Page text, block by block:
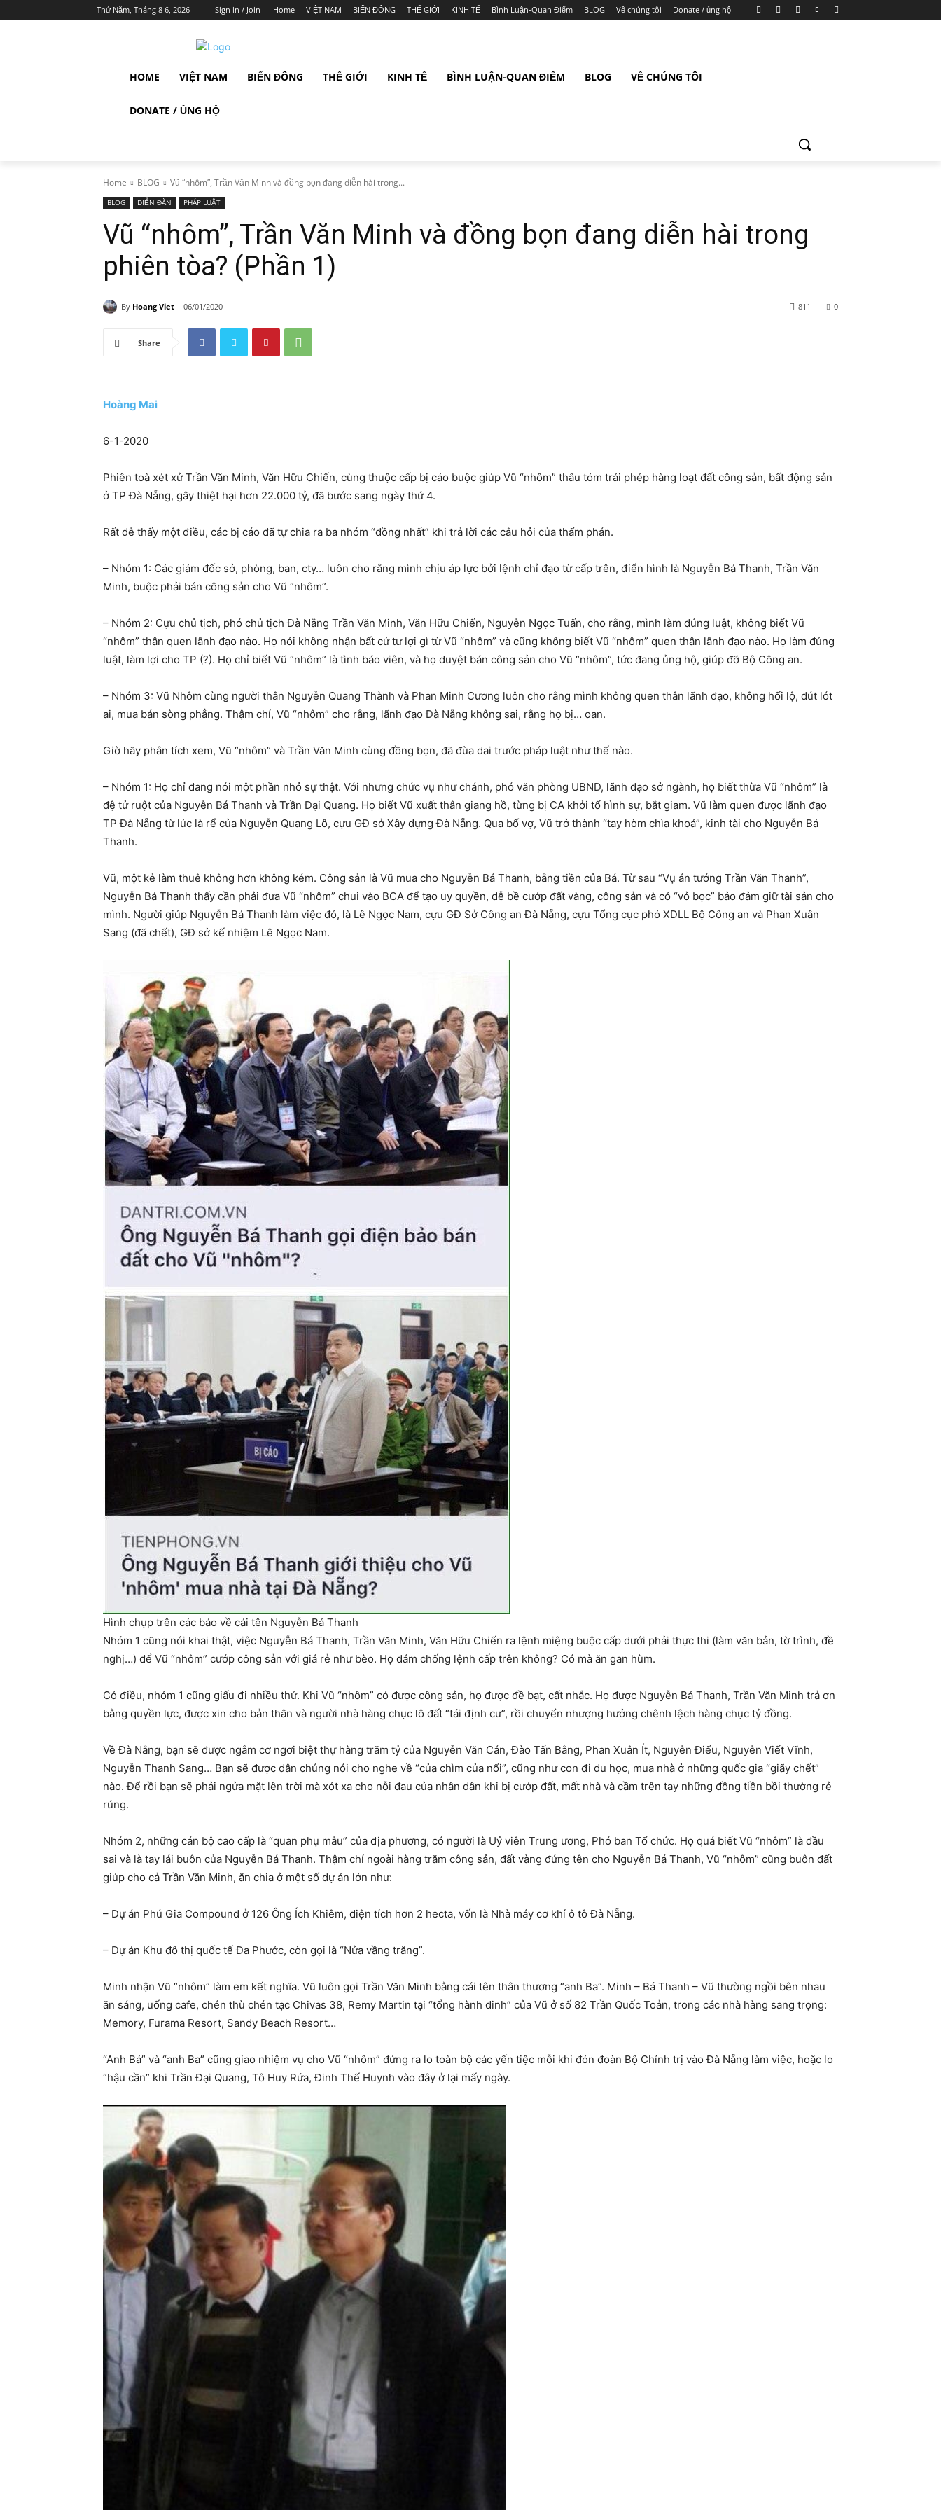
Thứ Năm, Tháng 8 6, 2026 Sign in / Join Home VIỆT NAM BIỂN ĐÔNG THẾ GIỚI KINH TẾ Bình Luận-Quan Điểm BLOG Về chúng tôi Donate / ủng hộ
HOME VIỆT NAM BIỂN ĐÔNG THẾ GIỚI KINH TẾ BÌNH LUẬN-QUAN ĐIỂM BLOG VỀ CHÚNG TÔI
DONATE / ỦNG HỘ
Home BLOG Vũ “nhôm”, Trần Văn Minh và đồng bọn đang diễn hài trong...
BLOG DIỄN ĐÀN PHÁP LUẬT
Vũ “nhôm”, Trần Văn Minh và đồng bọn đang diễn hài trong
phiên tòa? (Phần 1)
By Hoang Viet 06/01/2020 0
811
Share
Hoàng Mai
6-1-2020
Phiên toà xét xử Trần Văn Minh, Văn Hữu Chiến, cùng thuộc cấp bị cáo buộc giúp Vũ “nhôm” thâu tóm trái phép hàng loạt đất công sản, bất động sản
ở TP Đà Nẵng, gây thiệt hại hơn 22.000 tỷ, đã bước sang ngày thứ 4.
Rất dễ thấy một điều, các bị cáo đã tự chia ra ba nhóm “đồng nhất” khi trả lời các câu hỏi của thẩm phán.
– Nhóm 1: Các giám đốc sở, phòng, ban, cty… luôn cho rằng mình chịu áp lực bởi lệnh chỉ đạo từ cấp trên, điển hình là Nguyễn Bá Thanh, Trần Văn
Minh, buộc phải bán công sản cho Vũ “nhôm”.
– Nhóm 2: Cựu chủ tịch, phó chủ tịch Đà Nẵng Trần Văn Minh, Văn Hữu Chiến, Nguyễn Ngọc Tuấn, cho rằng, mình làm đúng luật, không biết Vũ
“nhôm” thân quen lãnh đạo nào. Họ nói không nhận bất cứ tư lợi gì từ Vũ “nhôm” và cũng không biết Vũ “nhôm” quen thân lãnh đạo nào. Họ làm đúng
luật, làm lợi cho TP (?). Họ chỉ biết Vũ “nhôm” là tình báo viên, và họ duyệt bán công sản cho Vũ “nhôm”, tức đang ủng hộ, giúp đỡ Bộ Công an.
– Nhóm 3: Vũ Nhôm cùng người thân Nguyễn Quang Thành và Phan Minh Cương luôn cho rằng mình không quen thân lãnh đạo, không hối lộ, đút lót
ai, mua bán sòng phẳng. Thậm chí, Vũ “nhôm” cho rằng, lãnh đạo Đà Nẵng không sai, rằng họ bị… oan.
Giờ hãy phân tích xem, Vũ “nhôm” và Trần Văn Minh cùng đồng bọn, đã đùa dai trước pháp luật như thế nào.
– Nhóm 1: Họ chỉ đang nói một phần nhỏ sự thật. Với nhưng chức vụ như chánh, phó văn phòng UBND, lãnh đạo sở ngành, họ biết thừa Vũ “nhôm” là
đệ tử ruột của Nguyễn Bá Thanh và Trần Đại Quang. Họ biết Vũ xuất thân giang hồ, từng bị CA khởi tố hình sự, bắt giam. Vũ làm quen được lãnh đạo
TP Đà Nẵng từ lúc là rể của Nguyễn Quang Lô, cựu GĐ sở Xây dựng Đà Nẵng. Qua bố vợ, Vũ trở thành “tay hòm chìa khoá”, kinh tài cho Nguyễn Bá
Thanh.
Vũ, một kẻ làm thuê không hơn không kém. Công sản là Vũ mua cho Nguyễn Bá Thanh, bằng tiền của Bá. Từ sau “Vụ án tướng Trần Văn Thanh”,
Nguyễn Bá Thanh thấy cần phải đưa Vũ “nhôm” chui vào BCA để tạo uy quyền, dễ bề cướp đất vàng, công sản và có “vỏ bọc” bảo đảm giữ tài sản cho
mình. Người giúp Nguyễn Bá Thanh làm việc đó, là Lê Ngọc Nam, cựu GĐ Sở Công an Đà Nẵng, cựu Tổng cục phó XDLL Bộ Công an và Phan Xuân
Sang (đã chết), GĐ sở kế nhiệm Lê Ngọc Nam.
Hình chụp trên các báo về cái tên Nguyễn Bá Thanh
Nhóm 1 cũng nói khai thật, việc Nguyễn Bá Thanh, Trần Văn Minh, Văn Hữu Chiến ra lệnh miệng buộc cấp dưới phải thực thi (làm văn bản, tờ trình, đề
nghị…) để Vũ “nhôm” cướp công sản với giá rẻ như bèo. Họ dám chống lệnh cấp trên không? Có mà ăn gan hùm.
Có điều, nhóm 1 cũng giấu đi nhiều thứ. Khi Vũ “nhôm” có được công sản, họ được đề bạt, cất nhắc. Họ được Nguyễn Bá Thanh, Trần Văn Minh trả ơn
bằng quyền lực, được xin cho bản thân và người nhà hàng chục lô đất “tái định cư”, rồi chuyển nhượng hưởng chênh lệch hàng chục tỷ đồng.
Về Đà Nẵng, bạn sẽ được ngắm cơ ngơi biệt thự hàng trăm tỷ của Nguyễn Văn Cán, Đào Tấn Bằng, Phan Xuân Ít, Nguyễn Điểu, Nguyễn Viết Vĩnh,
Nguyễn Thanh Sang… Bạn sẽ được dân chúng nói cho nghe về “của chìm của nổi”, cũng như con đi du học, mua nhà ở những quốc gia “giãy chết”
nào. Để rồi bạn sẽ phải ngửa mặt lên trời mà xót xa cho nỗi đau của nhân dân khi bị cướp đất, mất nhà và cầm trên tay những đồng tiền bồi thường rẻ
rúng.
Nhóm 2, những cán bộ cao cấp là “quan phụ mẫu” của địa phương, có người là Uỷ viên Trung ương, Phó ban Tổ chức. Họ quá biết Vũ “nhôm” là đầu
sai và là tay lái buôn của Nguyễn Bá Thanh. Thậm chí ngoài hàng trăm công sản, đất vàng đứng tên cho Nguyễn Bá Thanh, Vũ “nhôm” cũng buôn đất
giúp cho cả Trần Văn Minh, ăn chia ở một số dự án lớn như:
– Dự án Phú Gia Compound ở 126 Ông Ích Khiêm, diện tích hơn 2 hecta, vốn là Nhà máy cơ khí ô tô Đà Nẵng.
– Dự án Khu đô thị quốc tế Đa Phước, còn gọi là “Nửa vầng trăng”.
Minh nhận Vũ “nhôm” làm em kết nghĩa. Vũ luôn gọi Trần Văn Minh bằng cái tên thân thương “anh Ba”. Minh – Bá Thanh – Vũ thường ngồi bên nhau
ăn sáng, uống cafe, chén thù chén tạc Chivas 38, Remy Martin tại “tổng hành dinh” của Vũ ở số 82 Trần Quốc Toản, trong các nhà hàng sang trọng:
Memory, Furama Resort, Sandy Beach Resort…
“Anh Bá” và “anh Ba” cũng giao nhiệm vụ cho Vũ “nhôm” đứng ra lo toàn bộ các yến tiệc mỗi khi đón đoàn Bộ Chính trị vào Đà Nẵng làm việc, hoặc lo
“hậu cần” khi Trần Đại Quang, Tô Huy Rứa, Đinh Thế Huynh vào đây ở lại mấy ngày.